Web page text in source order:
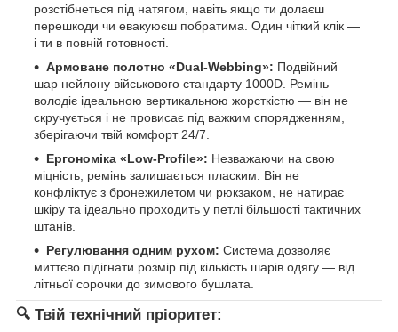
розстібнеться під натягом, навіть якщо ти долаєш
перешкоди чи евакуюєш побратима. Один чіткий клік —
і ти в повній готовності.
Армоване полотно «Dual-Webbing»: Подвійний
шар нейлону військового стандарту 1000D. Ремінь
володіє ідеальною вертикальною жорсткістю — він не
скручується і не провисає під важким спорядженням,
зберігаючи твій комфорт 24/7.
Ергономіка «Low-Profile»: Незважаючи на свою
міцність, ремінь залишається пласким. Він не
конфліктує з бронежилетом чи рюкзаком, не натирає
шкіру та ідеально проходить у петлі більшості тактичних
штанів.
Регулювання одним рухом: Система дозволяє
миттєво підігнати розмір під кількість шарів одягу — від
літньої сорочки до зимового бушлата.
🔍 Твій технічний пріоритет: